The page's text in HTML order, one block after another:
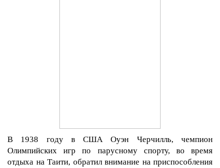
В 1938 году в США Оуэн Черчилль, чемпион
Олимпийских игр по парусному спорту, во время
отдыха на Таити, обратил внимание на приспособления